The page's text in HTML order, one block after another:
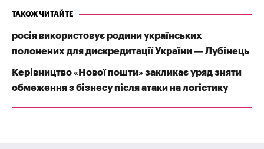
ТАКОЖ ЧИТАЙТЕ
росія використовує родини українських
полонених для дискредитації України — Лубінець
Керівництво «Нової пошти» закликає уряд зняти
обмеження з бізнесу після атаки на логістику